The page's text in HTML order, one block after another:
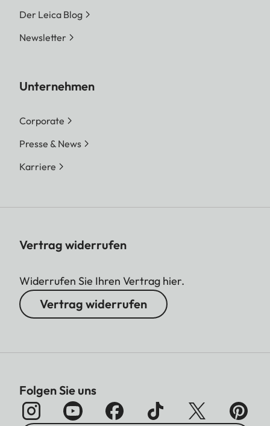
Der Leica Blog
Newsletter
Unternehmen
Corporate
Presse & News
Karriere
Vertrag widerrufen
Widerrufen Sie Ihren Vertrag hier.
Vertrag widerrufen
Folgen Sie uns